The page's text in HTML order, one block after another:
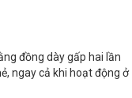
đồng dày gấp hai lần
ngay cả khi hoạt động ở